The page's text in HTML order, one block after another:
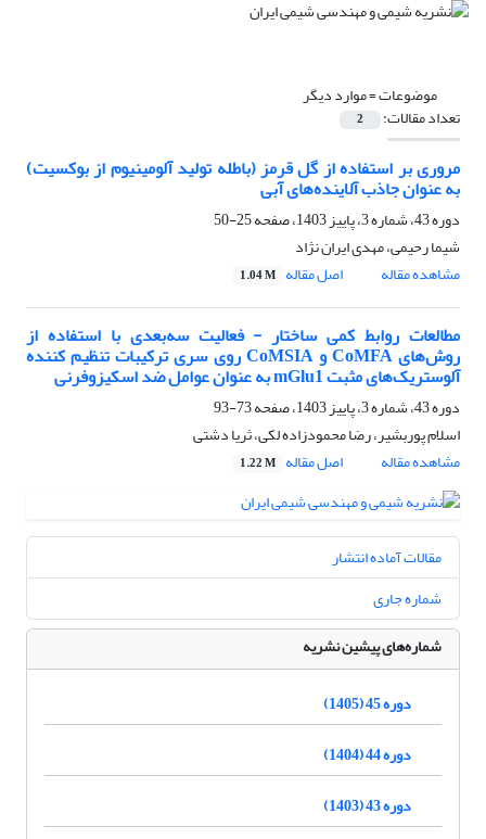
موضوعات =موارد دیگر
تعداد مقالات: 2
مروری بر استفاده از گل قرمز (باطله تولید آلومینیوم از بوکسیت)
به عنوان جاذب آلاینده‌های آبی
دوره 43، شماره 3، پاییز 1403، صفحه
25-50
شیما رحیمی، مهدی ایران نژاد
مشاهده مقاله
اصل مقاله 1.04 M
مطالعات روابط کمی ساختار - فعالیت سه‌بعدی با استفاده از
روش‌های CoMFA و CoMSIA روی سری ترکیبات تنظیم کننده
آلوستریک‌های مثبت mGlu1 به عنوان عوامل ضد اسکیزوفرنی
دوره 43، شماره 3، پاییز 1403، صفحه
73-93
اسلام پوربشیر، رضا محمودزاده لکی، ثریا دشتی
مشاهده مقاله
اصل مقاله 1.22 M
مقالات آماده انتشار
شماره جاری
شماره‌های پیشین نشریه
دوره 45 (1405)
دوره 44 (1404)
دوره 43 (1403)